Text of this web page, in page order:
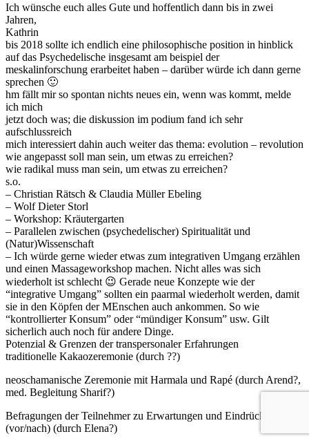
Ich wünsche euch alles Gute und hoffentlich dann bis in zwei
Jahren,
Kathrin
bis 2018 sollte ich endlich eine philosophische position in hinblick
auf das Psychedelische insgesamt am beispiel der
meskalinforschung erarbeitet haben – darüber würde ich dann gerne
sprechen 🙂
hm fällt mir so spontan nichts neues ein, wenn was kommt, melde
ich mich
jetzt doch was; die diskussion im podium fand ich sehr
aufschlussreich
mich interessiert dahin auch weiter das thema: evolution – revolution
wie angepasst soll man sein, um etwas zu erreichen?
wie radikal muss man sein, um etwas zu erreichen?
s.o.
– Christian Rätsch & Claudia Müller Ebeling
– Wolf Dieter Storl
– Workshop: Kräutergarten
– Parallelen zwischen (psychedelischer) Spiritualität und
(Natur)Wissenschaft
– Ich würde gerne wieder etwas zum integrativen Umgang erzählen
und einen Massageworkshop machen. Nicht alles was sich
wiederholt ist schlecht 😉 Gerade neue Konzepte wie der
“integrative Umgang” sollten ein paarmal wiederholt werden, damit
sie in den Köpfen der MEnschen auch ankommen. So wie
“kontrollierter Konsum” oder “mündiger Konsum” usw. Gilt
sicherlich auch noch für andere Dinge.
Potenzial & Grenzen der transpersonaler Erfahrungen
traditionelle Kakaozeremonie (durch ??)
neoschamanische Zeremonie mit Harmala und Rapé (durch Arend?,
med. Begleitung Sharif?)
Befragungen der Teilnehmer zu Erwartungen und Eindrücken
(vor/nach) (durch Elena?)